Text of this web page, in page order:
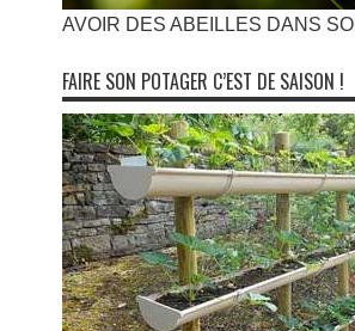
AVOIR DES ABEILLES DANS
FAIRE SON POTAGER C’EST DE SAISON !